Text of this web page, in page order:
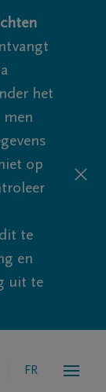
het
men
op
te
en
uit te
FR